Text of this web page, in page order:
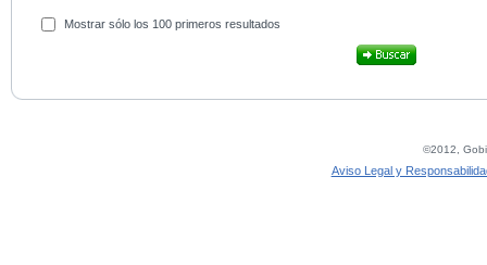
Mostrar sólo los 100 primeros resultados
©2012,
Aviso Legal y